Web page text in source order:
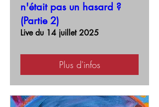
n'était pas un hasard ?
(Partie 2)
Live du 14 juillet 2025
Plus d'infos